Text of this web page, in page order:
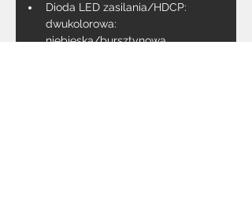
Dioda LED zasilania/HDCP:
dwukolorowa:
niebieska/bursztynowa